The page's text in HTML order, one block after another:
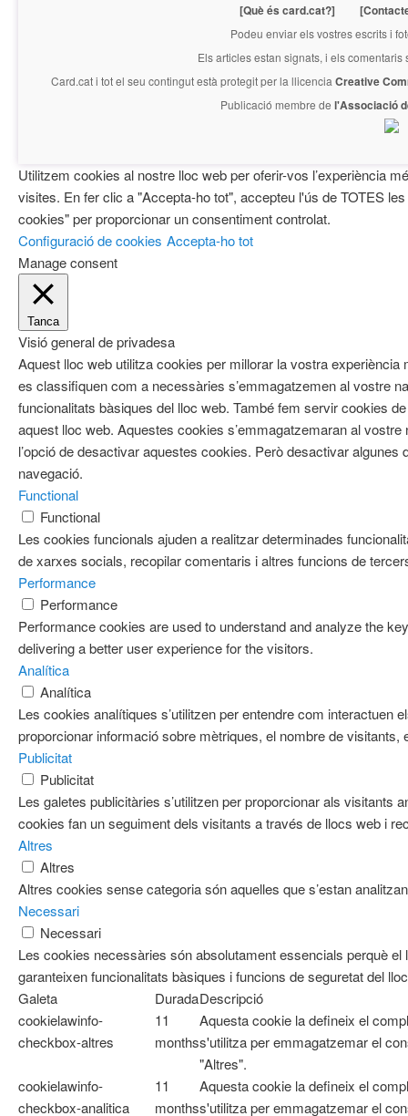
[Què és card.cat?]
Podeu enviar els vostres escrits i
Els articles estan signats, i els
Card.cati tot el seu contingut està protegit per la llicencia Creative
Publicació membre de l'Associació
Utilitzem cookies al nostre lloc web per oferir-vos l’experiència
visites. En fer clic a "Accepta-ho tot", accepteu l'ús de TOTES
cookies" per proporcionar un consentiment controlat.
Configuració de cookies Accepta-ho tot
Manage consent
Tanca
Visió general de privadesa
Aquest lloc web utilitza cookies per millorar la vostra
es classifiquen com a necessàries s’emmagatzemen al vostre
funcionalitats bàsiques del lloc web. També fem servir cookies
aquest lloc web. Aquestes cookies s’emmagatzemaran al
l’opció de desactivar aquestes cookies. Però desactivar
navegació.
Functional
Functional
Les cookies funcionals ajuden a realitzar determinades
de xarxes socials, recopilar comentaris i altres funcions de
Performance
Performance
Performance cookies are used to understand and analyze the
delivering a better user experience for the visitors.
Analítica
Analítica
Les cookies analítiques s’utilitzen per entendre com interactuen
proporcionar informació sobre mètriques, el nombre de visitants,
Publicitat
Publicitat
Les galetes publicitàries s’utilitzen per proporcionar als
cookies fan un seguiment dels visitants a través de llocs web i
Altres
Altres
Altres cookies sense categoria són aquelles que s’estan
Necessari
Necessari
Les cookies necessàries són absolutament essencials perquè
garanteixen funcionalitats bàsiques i funcions de seguretat del
Galeta
DuradaDescripció
cookielawinfo-
checkbox-altres
11
months
Aquesta cookie la defineix el
s'utilitza per emmagatzemar el
"Altres".
cookielawinfo-
checkbox-analitica
11
months
Aquesta cookie la defineix el
s'utilitza per emmagatzemar el